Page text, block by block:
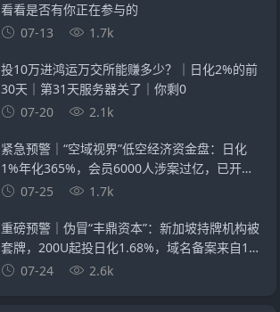
看看是否有你正在参与的
07-13
1.7k
投10万进鸿运万交所能赚多少？｜日化2%的前
30天｜第31天服务器关了｜你剩0
07-20
2.1k
紧急预警｜“空域视界”低空经济资金盘：日化
1%年化365%，会员6000人涉案过亿，已开始
单割封号——智航智引怎么崩的，它就怎么崩
07-25 1.7k
重磅预警｜伪冒“丰鼎资本”：新加坡持牌机构被
套牌，200U起投日化1.68%，域名备案来自1万
元空壳公司
07-24 2.6k